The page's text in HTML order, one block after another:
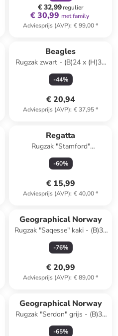
€ 32,99regulier
€ 30,99 met family
Adviesprijs (AVP): € 99,00*
Beagles
Rugzak zwart - (B)24 x (H)38
x (D)14 cm
-44%
€ 20,94
Adviesprijs (AVP): € 37,95*
Regatta
Rugzak "Stamford"
donkerblauw/wit - 20 l
-60%
€ 15,99
Adviesprijs (AVP): € 40,00*
Geographical Norway
Rugzak "Saqesse" kaki - (B)33
x (H)42 x (D)15 cm
-76%
€ 20,99
Adviesprijs (AVP): € 89,00*
Geographical Norway
Rugzak "Serdon" grijs - (B)30
x (H)42 x (D)12 cm
-65%